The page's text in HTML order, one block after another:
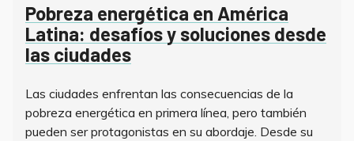
Pobreza energética en América
Latina: desafíos y soluciones desde
las ciudades
Las ciudades enfrentan las consecuencias de la
pobreza energética en primera línea, pero también
pueden ser protagonistas en su abordaje. Desde su